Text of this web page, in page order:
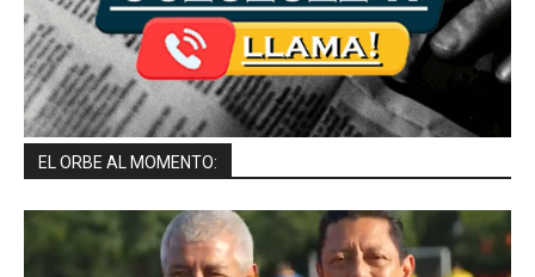
EL ORBE AL MOMENTO: